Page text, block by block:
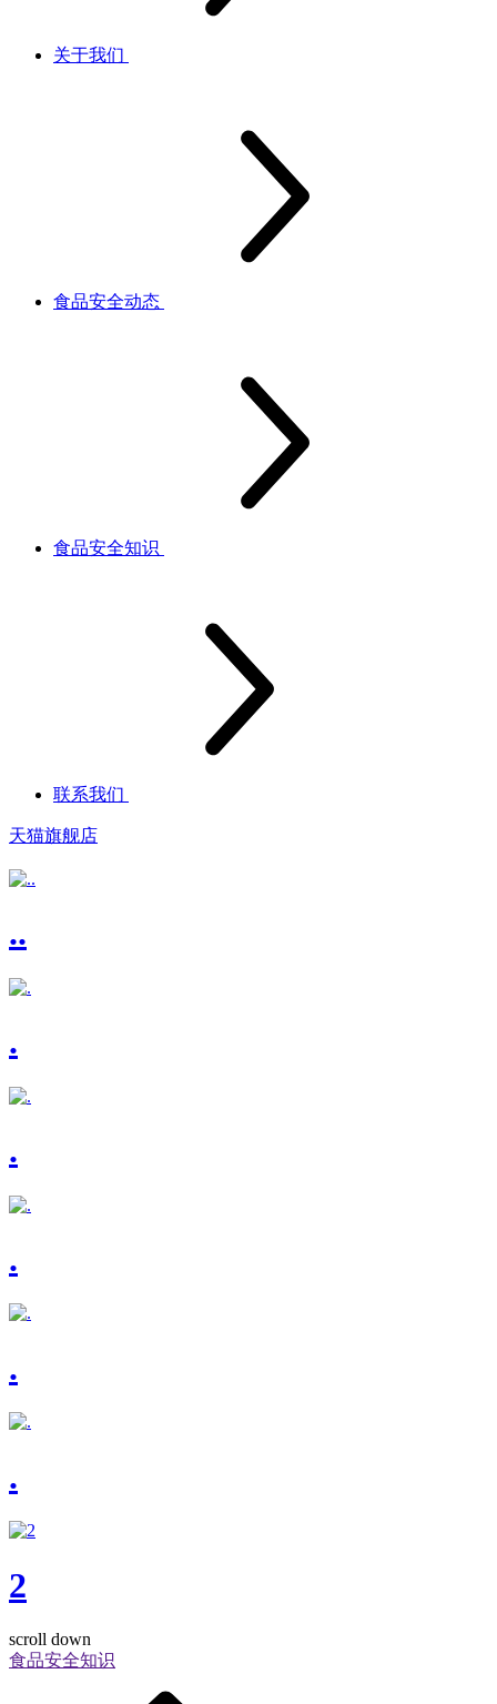
关于我们
食品安全动态
食品安全知识
联系我们
天猫旗舰店
..
.
.
.
.
.
2
scroll down
食品安全知识